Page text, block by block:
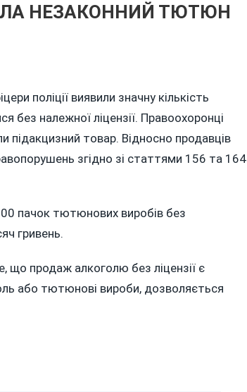
НЕЗАКОННИЙ ТЮТЮН
поліції виявили значну кількість
без належної ліцензії. Правоохоронці
підакцизний товар. Відносно продавців
згідно зі статтями 156 та 164
пачок тютюнових виробів без
гривень.
що продаж алкоголю без ліцензії є
або тютюнові вироби, дозволяється